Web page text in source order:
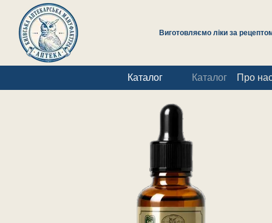
Перейти до основного контенту
Виготовляємо ліки за
Каталог Каталог Про